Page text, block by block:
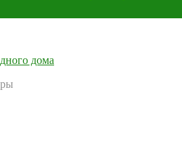
дома